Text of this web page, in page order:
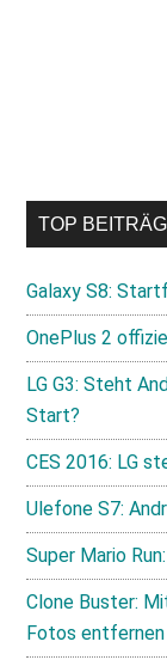
TOP
Galaxy S8:
OnePlus 2
LG G3: Steht
Start?
CES 2016: LG
Ulefone S7:
Super Mario
Clone Buster:
Fotos entfernen